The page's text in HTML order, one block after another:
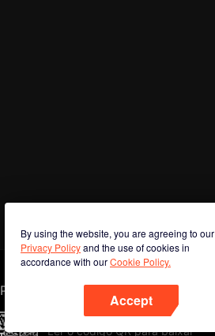
By using the website, you are agreeing to our
Privacy Policyand the use of cookies in
accordance with ourCookie Policy.
Accept
Phone
Ler o código QR para baixar